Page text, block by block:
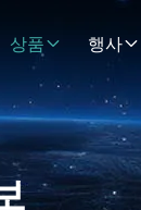
상품 행사